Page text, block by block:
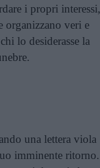
i propri interessi,
organizzano veri e
lo desiderasse la
una lettera viola
imminente ritorno.